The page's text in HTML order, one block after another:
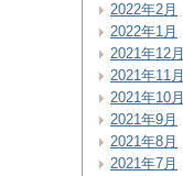
2022年2月
2022年1月
2021年12月
2021年11月
2021年10月
2021年9月
2021年8月
2021年7月